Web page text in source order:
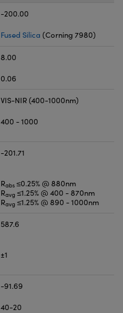
-200.00
Fused Silica (Corning 7980)
8.00
0.06
VIS-NIR (400-1000nm)
400 - 1000
-201.71
Rabs ≤0.25% @ 880nm
Ravg ≤1.25% @ 400 - 870nm
Ravg ≤1.25% @ 890 - 1000nm
587.6
±1
-91.69
40-20